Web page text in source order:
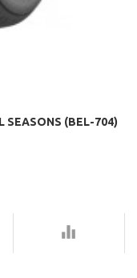
SEASONS (BEL-704)